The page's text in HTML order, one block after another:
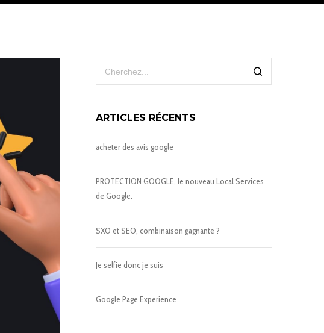
ARTICLES RÉCENTS
acheter des avis google
PROTECTION GOOGLE, le nouveau Local Services
de Google.
SXO et SEO, combinaison gagnante ?
Je selfie donc je suis
Google Page Experience